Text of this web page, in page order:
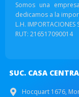
Somos una
dedicamos a la
L.H. IMPORTACIONES
RUT: 216517090014
SUC. CASA
Hocquart 1676,